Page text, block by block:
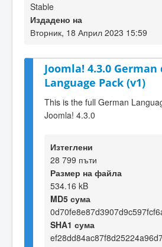
Stable
Издадено на
Вторник, 18 Април 2023 15:59
Joomla! 4.3.0 German
Language Pack (v1)
This is the full German
Joomla! 4.3.0
Изтеглени
28 799 пъти
Размер на файла
534.16 kB
MD5 сума
SHA1 сума